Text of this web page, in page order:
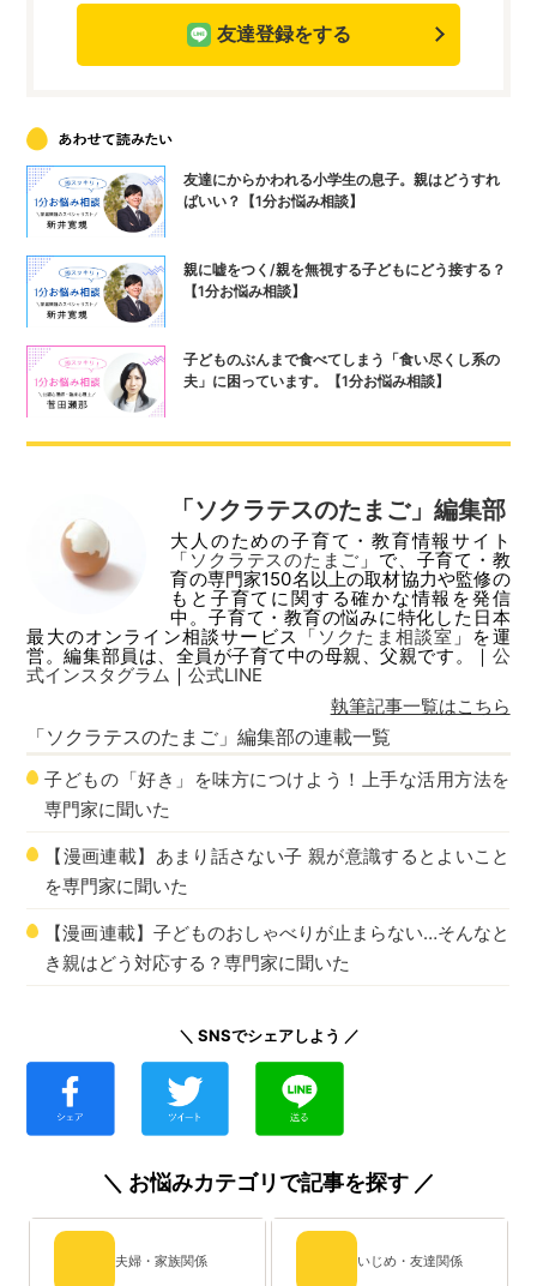
友達登録をする
友達にからかわれる小学生の息子。親はどうすれ
ばいい？【1分お悩み相談】
親に嘘をつく/親を無視する子どもにどう接する？
【1分お悩み相談】
子どものぶんまで食べてしまう「食い尽くし系の
夫」に困っています。【1分お悩み相談】
「ソクラテスのたまご」編集部
大人のための子育て・教育情報サイト
「 ソクラテスのたまご 」で、子育て・教
育の専門家150名以上の取材協力や監修の
もと子育てに関する確かな情報を発信
中。子育て・教育の悩みに特化した日本
最大のオンライン相談サービス「 ソクたま相談室 」を運
営。編集部員は、全員が子育て中の母親、父親です。｜ 公
式インスタグラム ｜公式LINE
執筆記事一覧はこちら
「ソクラテスのたまご」編集部の連載一覧
子どもの「好き」を味方につけよう！上手な活用方法を
専門家に聞いた
【漫画連載】あまり話さない子 親が意識するとよいこと
を専門家に聞いた
【漫画連載】子どものおしゃべりが止まらない…そんなと
き親はどう対応する？専門家に聞いた
＼ SNSでシェアしよう ／
＼ お悩みカテゴリで記事を探す ／
夫婦・家族関係 いじめ・友達関係